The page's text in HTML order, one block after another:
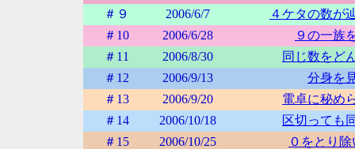
＃９
2006/6/7
４ケタの数が
＃10
2006/6/28
９の一族
＃11
2006/8/30
同じ数をど
＃12
2006/9/13
分身を
＃13
2006/9/20
電卓に秘め
＃14
2006/10/18
区切っても
＃15
2006/10/25 ０をとり